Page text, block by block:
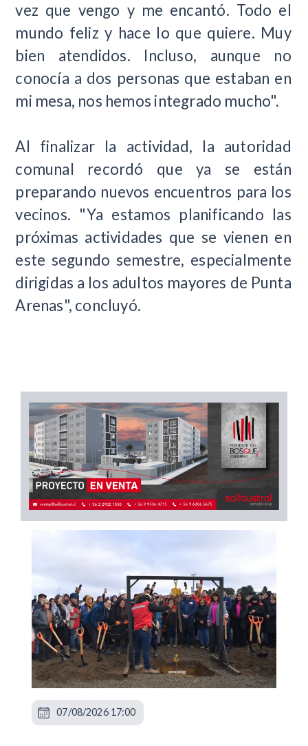
vez que vengo y me encantó. Todo el
mundo feliz y hace lo que quiere. Muy
bien atendidos. Incluso, aunque no
conocía a dos personas que estaban en
mi mesa, nos hemos integrado mucho".
Al finalizar la actividad, la autoridad
comunal recordó que ya se están
preparando nuevos encuentros para los
vecinos. "Ya estamos planificando las
próximas actividades que se vienen en
este segundo semestre, especialmente
dirigidas a los adultos mayores de Punta
Arenas", concluyó.
07/08/2026 17:00